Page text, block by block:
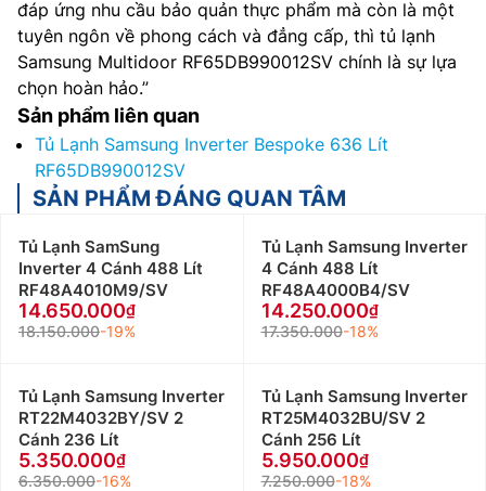
đáp ứng nhu cầu bảo quản thực phẩm mà còn là một
tuyên ngôn về phong cách và đẳng cấp, thì tủ lạnh
Samsung Multidoor RF65DB990012SV chính là sự lựa
chọn hoàn hảo.”
Sản phẩm liên quan
Tủ Lạnh Samsung Inverter Bespoke 636 Lít
RF65DB990012SV
SẢN PHẨM ĐÁNG QUAN TÂM
Tủ Lạnh SamSung
Inverter 4 Cánh 488 Lít
RF48A4010M9/SV
14.650.000
18.150.000-19%
Tủ Lạnh Samsung Inverter
4 Cánh 488 Lít
RF48A4000B4/SV
14.250.000
17.350.000-18%
Tủ Lạnh Samsung Inverter
RT22M4032BY/SV 2
Cánh 236 Lít
5.350.000
6.350.000-16%
Tủ Lạnh Samsung Inverter
RT25M4032BU/SV 2
Cánh 256 Lít
5.950.000
7.250.000-18%